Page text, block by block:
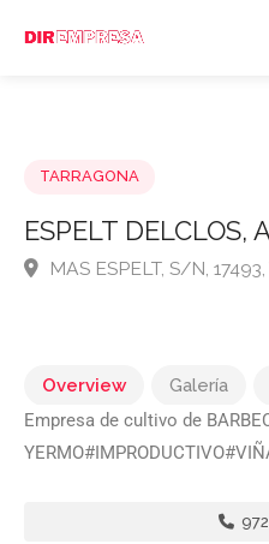
ESPELT
Overview Galería
Empresa de cultivo de